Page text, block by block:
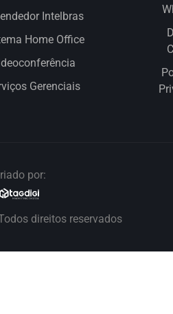
Intelbras
Home Office
Gerenciais
por:
direitos reservados